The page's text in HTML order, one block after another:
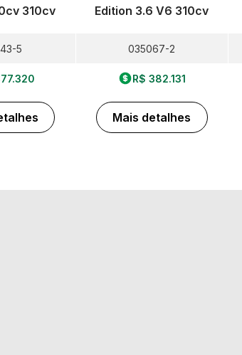
310cv
5
Edition 3.6 V6 310cv
035067-2
R$ 382.131
Mais detalhes